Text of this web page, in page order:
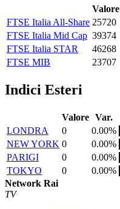
Valore
FTSE Italia All-Share 25720
FTSE Italia Mid Cap 39374
FTSE Italia STAR
46268
FTSE MIB
23707
Indici Esteri
Valore Var.
LONDRA
0
0.00%
NEW YORK 0
0.00%
PARIGI
0
0.00%
TOKYO
0
0.00%
Network Rai
TV